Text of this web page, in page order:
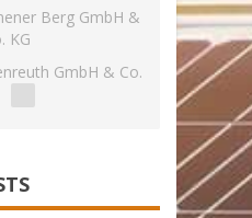
Verpflichtungen
Berg GmbH &
KG
GmbH & Co.